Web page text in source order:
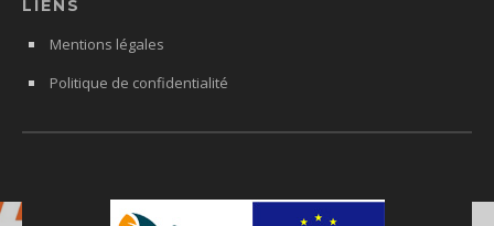
LIENS
Mentions légales
Politique de confidentialité